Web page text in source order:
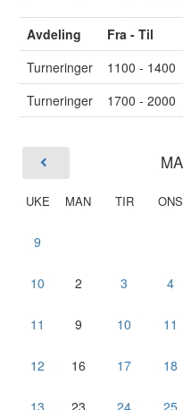
Avdeling Fra - Til
Turneringer
1100 - 1400
Turneringer
1700 - 2000
UKE MAN TIR ONS
9
10 2 3 4
11 9 10 11
12 16 17 18
13 23 24 25